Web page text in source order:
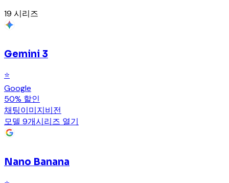
19 시리즈
Gemini 3
⭐
Google
50% 할인
채팅이미지비전
모델 9개시리즈 열기
Nano Banana